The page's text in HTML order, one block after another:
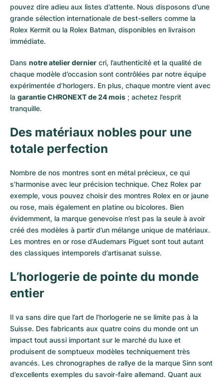
pouvez dire adieu aux listes d’attente. Nous disposons d’une
grande sélection internationale de best-sellers comme la
Rolex Kermit ou la Rolex Batman, disponibles en livraison
immédiate.
Dans notre atelier dernier cri, l’authenticité et la qualité de
chaque modèle d’occasion sont contrôlées par notre équipe
expérimentée d’horlogers. En plus, chaque montre vient avec
la garantie CHRONEXT de 24 mois ; achetez l’esprit
tranquille.
Des matériaux nobles pour une
totale perfection
Nombre de nos montres sont en métal précieux, ce qui
s’harmonise avec leur précision technique. Chez Rolex par
exemple, vous pouvez choisir des montres Rolex en or jaune
ou rose, mais également en platine ou bicolores. Bien
évidemment, la marque genevoise n’est pas la seule à avoir
créé des modèles à partir d’un mélange unique de matériaux.
Les montres en or rose d’Audemars Piguet sont tout autant
des classiques intemporels d’artisanat suisse.
L’horlogerie de pointe du monde
entier
Il va sans dire que l’art de l’horlogerie ne se limite pas à la
Suisse. Des fabricants aux quatre coins du monde ont un
impact tout aussi important sur le marché du luxe et
produisent de somptueux modèles techniquement très
avancés. Les chronographes de rallye de la marque Sinn sont
d’excellents exemples du savoir-faire allemand. Quant aux